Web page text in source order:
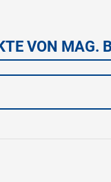
VON MAG.